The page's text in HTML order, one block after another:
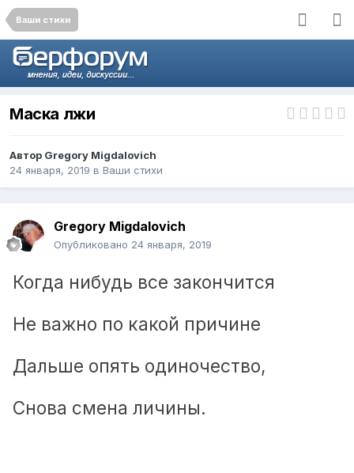
Ваши стихи
Маска лжи
Автор Gregory Migdalovich
24 января, 2019 в Ваши стихи
Gregory Migdalovich
Опубликовано 24 января, 2019
Когда нибудь все закончится
Не важно по какой причине
Дальше опять одиночество,
Снова смена личины.